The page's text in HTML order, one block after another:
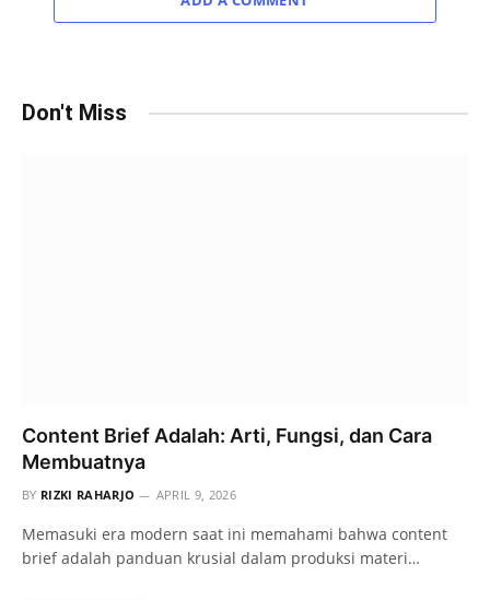
Don't Miss
Content Brief Adalah: Arti, Fungsi, dan Cara
Membuatnya
BY RIZKI RAHARJO APRIL 9, 2026
Memasuki era modern saat ini memahami bahwa content
brief adalah panduan krusial dalam produksi materi…